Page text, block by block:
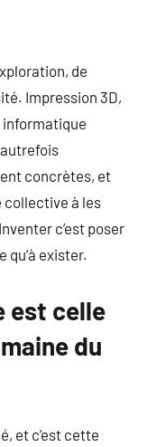
de
Impression 3D,
concrètes, et
collective à les
c’est poser
qu’à exister.
est celle
du
et c’est cette